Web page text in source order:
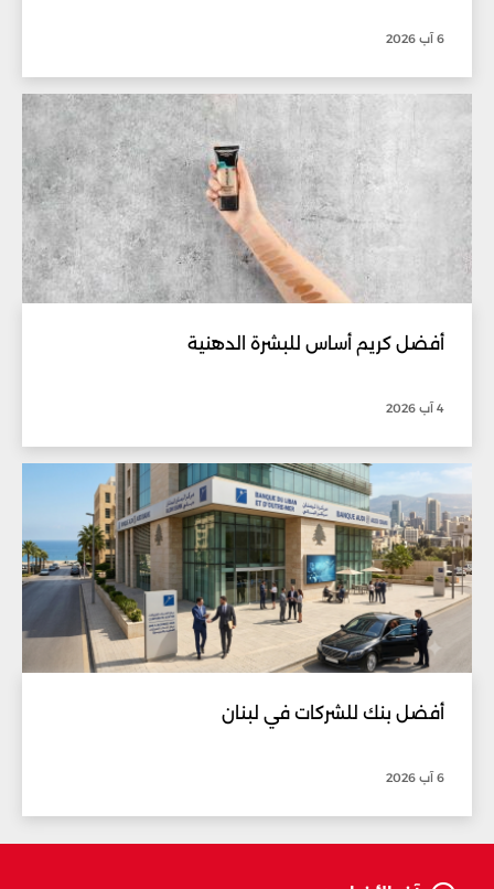
6 آب 2026
أفضل كريم أساس للبشرة الدهنية
4 آب 2026
أفضل بنك للشركات في لبنان
6 آب 2026